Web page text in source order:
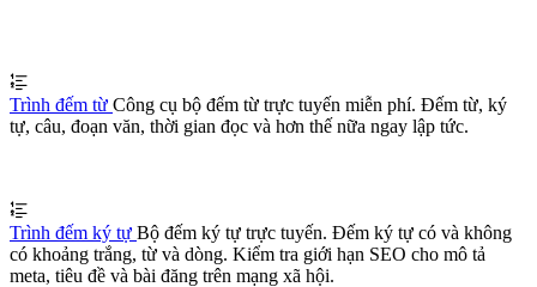
Trình đếm từ Công cụ bộ đếm từ trực tuyến miễn phí. Đếm từ, ký
tự, câu, đoạn văn, thời gian đọc và hơn thế nữa ngay lập tức.
Trình đếm ký tự Bộ đếm ký tự trực tuyến. Đếm ký tự có và không
có khoảng trắng, từ và dòng. Kiểm tra giới hạn SEO cho mô tả
meta, tiêu đề và bài đăng trên mạng xã hội.